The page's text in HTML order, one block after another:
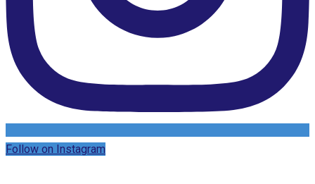
Follow on Instagram